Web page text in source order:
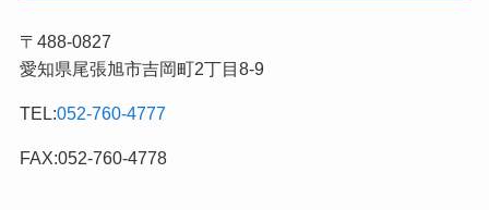
事
カ
ゴ
リ
〒488-0827
愛知県尾張旭市吉岡町2丁目8-9
TEL:052-760-4777
FAX:052-760-4778